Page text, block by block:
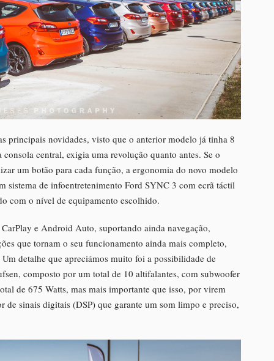
principais novidades, visto que o anterior modelo já tinha 8
central, exigia uma revolução quanto antes. Se o
um botão para cada função, a ergonomia do novo modelo
sistema de infoentretenimento Ford SYNC 3 com ecrã táctil
com o nível de equipamento escolhido.
e Android Auto, suportando ainda navegação,
que tornam o seu funcionamento ainda mais completo,
detalhe que apreciámos muito foi a possibilidade de
composto por um total de 10 altifalantes, com subwoofer
de 675 Watts, mas mais importante que isso, por virem
de sinais digitais (DSP) que garante um som limpo e preciso,